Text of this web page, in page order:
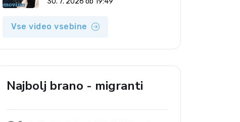
Vse video vsebine
Najbolj brano - migranti